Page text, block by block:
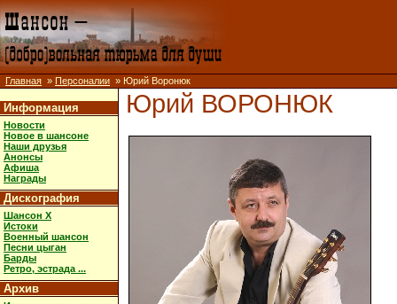
Главная » Персоналии » Юрий Воронюк
Информация
Новости
Новое в шансоне
Наши друзья
Анонсы
Афиша
Награды
Дискография
Шансон X
Истоки
Военный шансон
Песни цыган
Барды
Ретро, эстрада ...
Архив
Юрий ВОРОНЮК